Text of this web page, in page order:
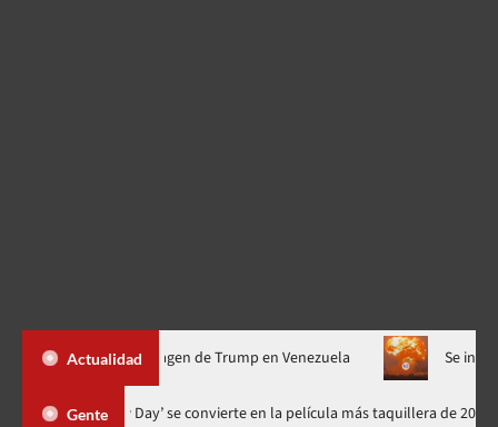
Actualidad
de la imagen de Trump en Venezuela Se intensifica la
Gente
‘Spider-Man: Brand New Day’ se convierte en la película más